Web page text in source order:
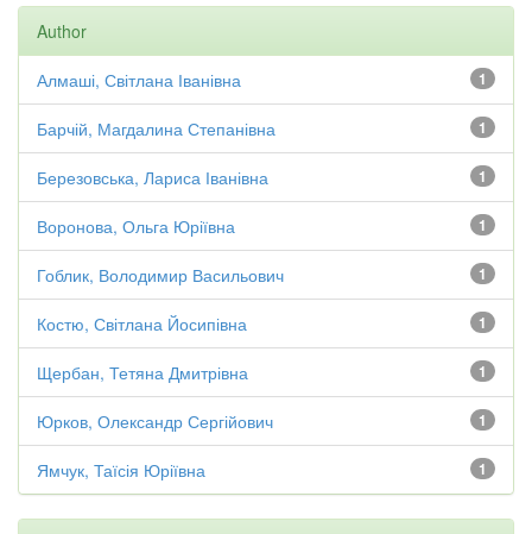
Author
1
Алмаші, Світлана Іванівна
1
Барчій, Магдалина Степанівна
1
Березовська, Лариса Іванівна
1
Воронова, Ольга Юріївна
1
Гоблик, Володимир Васильович
1
Костю, Світлана Йосипівна
1
Щербан, Тетяна Дмитрівна
1
Юрков, Олександр Сергійович
1
Ямчук, Таїсія Юріївна